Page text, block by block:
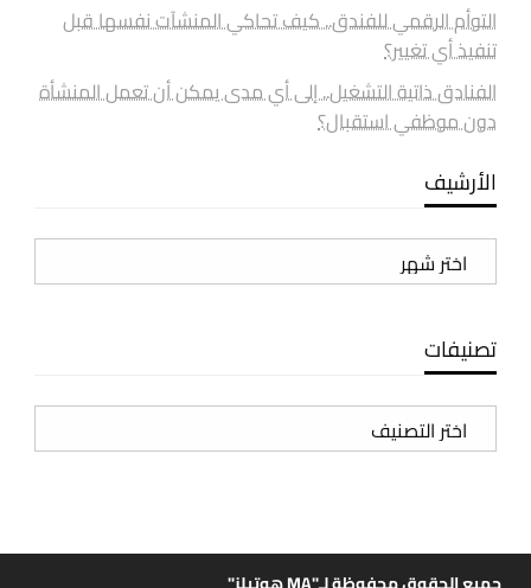
التوأم الرقمي للفندق.. كيف تحاكي المنشآت نفسها قبل
تنفيذ أي تغيير؟
الفنادق ذاتية التشغيل.. إلى أي مدى يمكن أن تعمل المنشأة
دون موظفي استقبال؟
الأرشيف
الأرشيف
تصنيفات
تصنيفات